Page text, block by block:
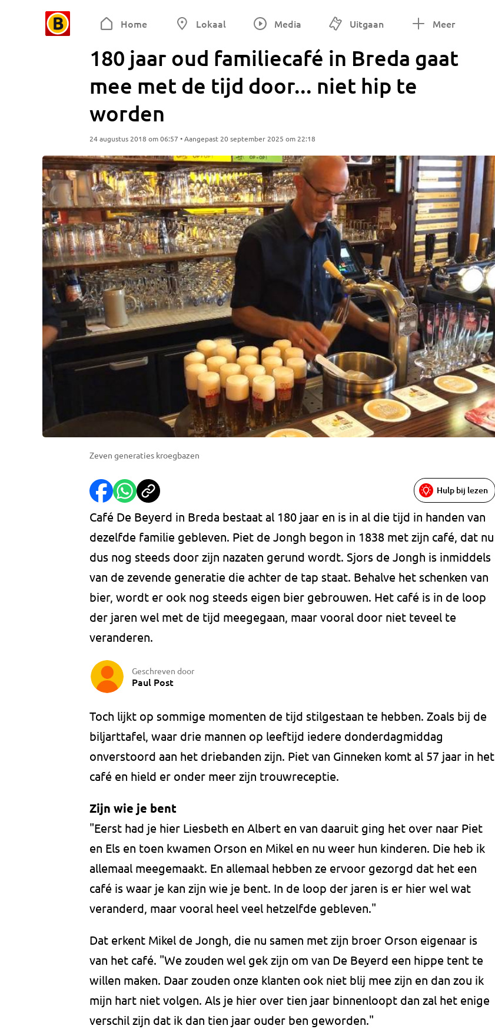
Home Lokaal Media Uitgaan Meer
180 jaar oud familiecafé in Breda gaat
mee met de tijd door... niet hip te
worden
24 augustus 2018 om 06:57 • Aangepast 20 september 2025 om 22:18
Zeven generaties kroegbazen
Hulp bij lezen
Café De Beyerd in Breda bestaat al 180 jaar en is in al die tijd in handen van
dezelfde familie gebleven. Piet de Jongh begon in 1838 met zijn café, dat nu
dus nog steeds door zijn nazaten gerund wordt. Sjors de Jongh is inmiddels
van de zevende generatie die achter de tap staat. Behalve het schenken van
bier, wordt er ook nog steeds eigen bier gebrouwen. Het café is in de loop
der jaren wel met de tijd meegegaan, maar vooral door niet teveel te
veranderen.
Geschreven door
Paul Post
Toch lijkt op sommige momenten de tijd stilgestaan te hebben. Zoals bij de
biljarttafel, waar drie mannen op leeftijd iedere donderdagmiddag
onverstoord aan het driebanden zijn. Piet van Ginneken komt al 57 jaar in het
café en hield er onder meer zijn trouwreceptie.
Zijn wie je bent
"Eerst had je hier Liesbeth en Albert en van daaruit ging het over naar Piet
en Els en toen kwamen Orson en Mikel en nu weer hun kinderen. Die heb ik
allemaal meegemaakt. En allemaal hebben ze ervoor gezorgd dat het een
café is waar je kan zijn wie je bent. In de loop der jaren is er hier wel wat
veranderd, maar vooral heel veel hetzelfde gebleven."
Dat erkent Mikel de Jongh, die nu samen met zijn broer Orson eigenaar is
van het café. "We zouden wel gek zijn om van De Beyerd een hippe tent te
willen maken. Daar zouden onze klanten ook niet blij mee zijn en dan zou ik
mijn hart niet volgen. Als je hier over tien jaar binnenloopt dan zal het enige
verschil zijn dat ik dan tien jaar ouder ben geworden."